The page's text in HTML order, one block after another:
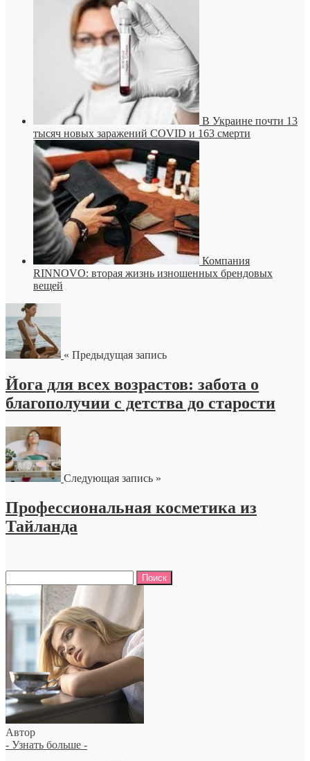
В Украине почти 13
тысяч новых заражений COVID и 163 смерти
Компания
RINNOVO: вторая жизнь изношенных брендовых
вещей
« Предыдущая запись
Йога для всех возрастов: забота о
благополучии с детства до старости
Следующая запись »
Профессиональная косметика из
Тайланда
Автор
- Узнать больше -